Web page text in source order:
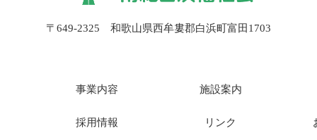
〒649-2325 和歌山県西牟婁郡白浜町富田1703
事業内容 施設案内
採用情報 リンク